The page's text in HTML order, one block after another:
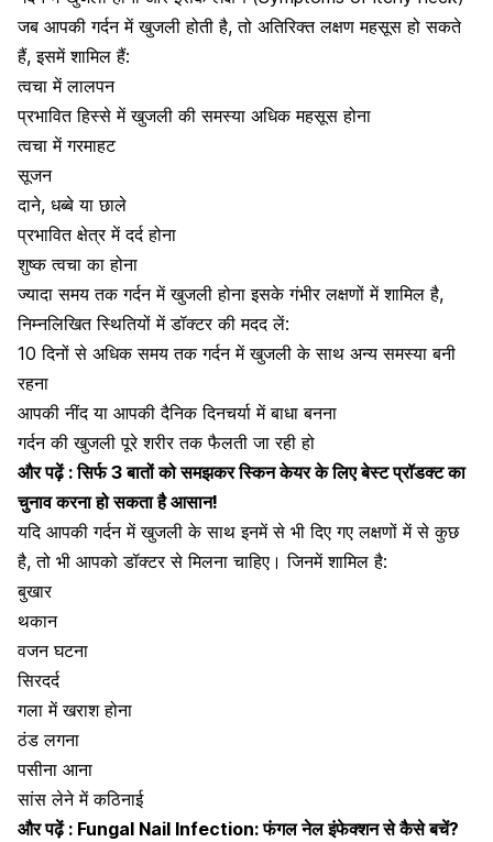
जब आपकी गर्दन में खुजली होती है, तो अतिरिक्त लक्षण महसूस हो सकते
हैं, इसमें शामिल हैं:
त्वचा में लालपन
प्रभावित हिस्से में खुजली की समस्या अधिक महसूस होना
त्वचा में गरमाहट
सूजन
दाने, धब्बे या छाले
प्रभावित क्षेत्र में दर्द होना
शुष्क त्वचा का होना
ज्यादा समय तक गर्दन में खुजली होना इसके गंभीर लक्षणों में शामिल है,
निम्नलिखित स्थितियों में डॉक्टर की मदद लें:
10 दिनों से अधिक समय तक गर्दन में खुजली के साथ अन्य समस्या बनी
रहना
आपकी नींद या आपकी दैनिक दिनचर्या में बाधा बनना
गर्दन की खुजली पूरे शरीर तक फैलती जा रही हो
और पढ़ें :सिर्फ 3 बातों को समझकर स्किन केयर के लिए बेस्ट प्रॉडक्ट का
चुनाव करना हो सकता है आसान!
यदि आपकी गर्दन में खुजली के साथ इनमें से भी दिए गए लक्षणों में से कुछ
है, तो भी आपको डॉक्टर से मिलना चाहिए। जिनमें शामिल है:
बुखार
थकान
वजन घटना
सिरदर्द
गला में खराश होना
ठंड लगना
पसीना आना
सांस लेने में कठिनाई
और पढ़ें : Fungal Nail Infection: फंगल नेल इंफेक्शन से कैसे बचें?